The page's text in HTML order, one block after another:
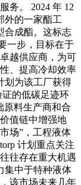
务。 2024 年 12
外的一家酯工
合成酯。这标志
一步，目标在于
越供应商，为可
、提高冷却效率
划为该工厂获得
证的低碳足迹环
原料生产商和合
值链中增强地
场”，工程液体
计划重点关注
往存在重大机遇
集中于特种液体
该市场未来几年